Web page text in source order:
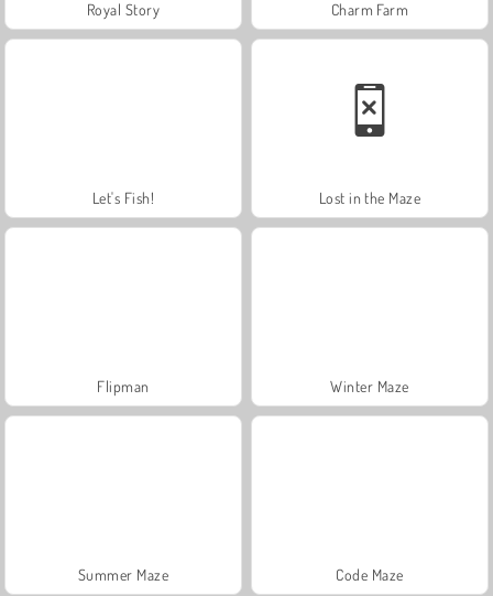
Royal Story Charm Farm
Let's Fish! Lost in the Maze
Flipman Winter Maze
Summer Maze Code Maze